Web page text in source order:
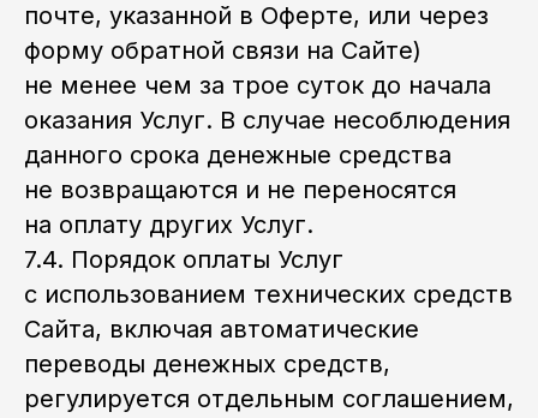
почте, указанной в Оферте, или через
форму обратной связи на Сайте)
не менее чем за трое суток до начала
оказания Услуг. В случае несоблюдения
данного срока денежные средства
не возвращаются и не переносятся
на оплату других Услуг.
7.4. Порядок оплаты Услуг
с использованием технических средств
Сайта, включая автоматические
переводы денежных средств,
регулируется отдельным соглашением,